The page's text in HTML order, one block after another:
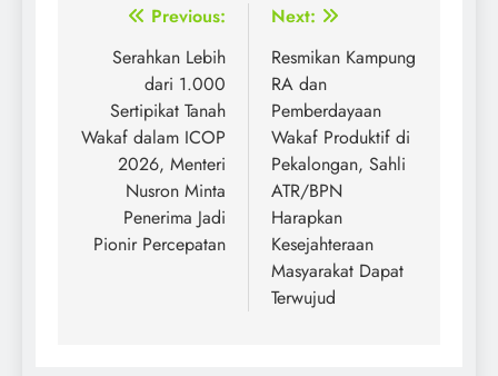
Post
navigation
Previous:
Serahkan Lebih
dari 1.000
Sertipikat Tanah
Wakaf dalam ICOP
2026, Menteri
Nusron Minta
Penerima Jadi
Pionir Percepatan
Next:
Resmikan Kampung
RA dan
Pemberdayaan
Wakaf Produktif di
Pekalongan, Sahli
ATR/BPN
Harapkan
Kesejahteraan
Masyarakat Dapat
Terwujud